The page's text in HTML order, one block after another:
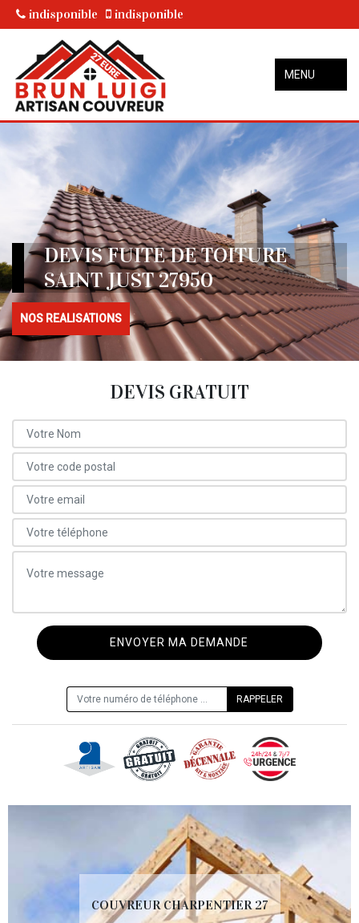
indisponible indisponible
MENU
DEVIS FUITE DE TOITURE
SAINT JUST 27950
NOS REALISATIONS
DEVIS GRATUIT
COUVREUR CHARPENTIER 27